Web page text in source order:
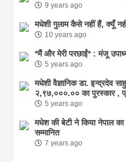
9 years ago
मधेशी गुलाम कैसे नहीं हैं, क्यूँ
10 years ago
*मैं और मेरी परछाईं* : मंजू
5 years ago
मधेशी वैज्ञानिक डा. इन्द्रदेव
२,९७,०००.०० का पुरस्कार ,
5 years ago
मधेश की बेटी ने किया नेपाल का
सम्मानित
7 years ago